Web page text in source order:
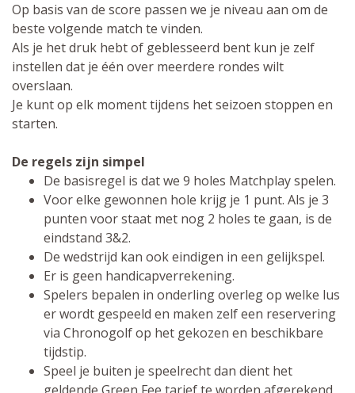
Op basis van de score passen we je niveau aan om de
beste volgende match te vinden.
Als je het druk hebt of geblesseerd bent kun je zelf
instellen dat je één over meerdere rondes wilt
overslaan.
Je kunt op elk moment tijdens het seizoen stoppen en
starten.
De regels zijn simpel
De basisregel is dat we 9 holes Matchplay spelen.
Voor elke gewonnen hole krijg je 1 punt. Als je 3
punten voor staat met nog 2 holes te gaan, is de
eindstand 3&2.
De wedstrijd kan ook eindigen in een gelijkspel.
Er is geen handicapverrekening.
Spelers bepalen in onderling overleg op welke lus
er wordt gespeeld en maken zelf een reservering
via Chronogolf op het gekozen en beschikbare
tijdstip.
Speel je buiten je speelrecht dan dient het